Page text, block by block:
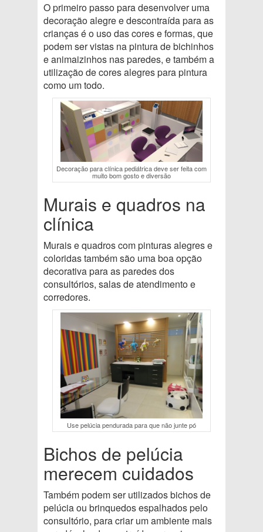
O primeiro passo para desenvolver uma
decoração alegre e descontraída para as
crianças é o uso das cores e formas, que
podem ser vistas na pintura de bichinhos
e animaizinhos nas paredes, e também a
utilização de cores alegres para pintura
como um todo.
Decoração para clínica pediátrica deve ser feita com
muito bom gosto e diversão
Murais e quadros na
clínica
Murais e quadros com pinturas alegres e
coloridas também são uma boa opção
decorativa para as paredes dos
consultórios, salas de atendimento e
corredores.
Use pelúcia pendurada para que não junte pó
Bichos de pelúcia
merecem cuidados
Também podem ser utilizados bichos de
pelúcia ou brinquedos espalhados pelo
consultório, para criar um ambiente mais